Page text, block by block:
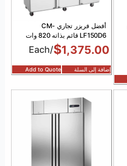
أفضل فريزر تجاري CM-
LF150D6 قائم بذاته 820 وات
$1,375.00
/Each
إضافة إلى السلة Add to Quote